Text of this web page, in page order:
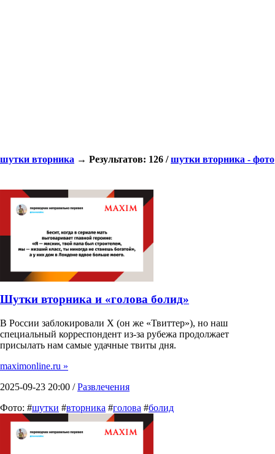
шутки вторника → Результатов: 126 /шутки вторника - фото
Шутки вторника и «голова болид»
В России заблокировали X (он же «Твиттер»), но наш
специальный корреспондент из-за рубежа продолжает
присылать нам самые удачные твиты дня.
maximonline.ru »
2025-09-23 20:00 /Развлечения
Фото: #шутки #вторника #голова #болид